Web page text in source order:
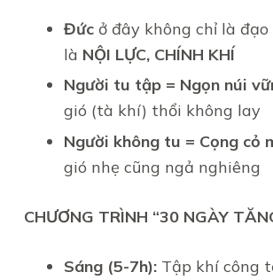
Đứcở đây không chỉ là đạo
là NỘI LỰC, CHÍNH KHÍ
Người tu tập = Ngọn núi
gió (tà khí) thổi không lay
Người không tu = Cọng cỏ
gió nhẹ cũng ngả nghiêng
CHƯƠNG TRÌNH “30 NGÀY
Sáng (5-7h):Tập khí công